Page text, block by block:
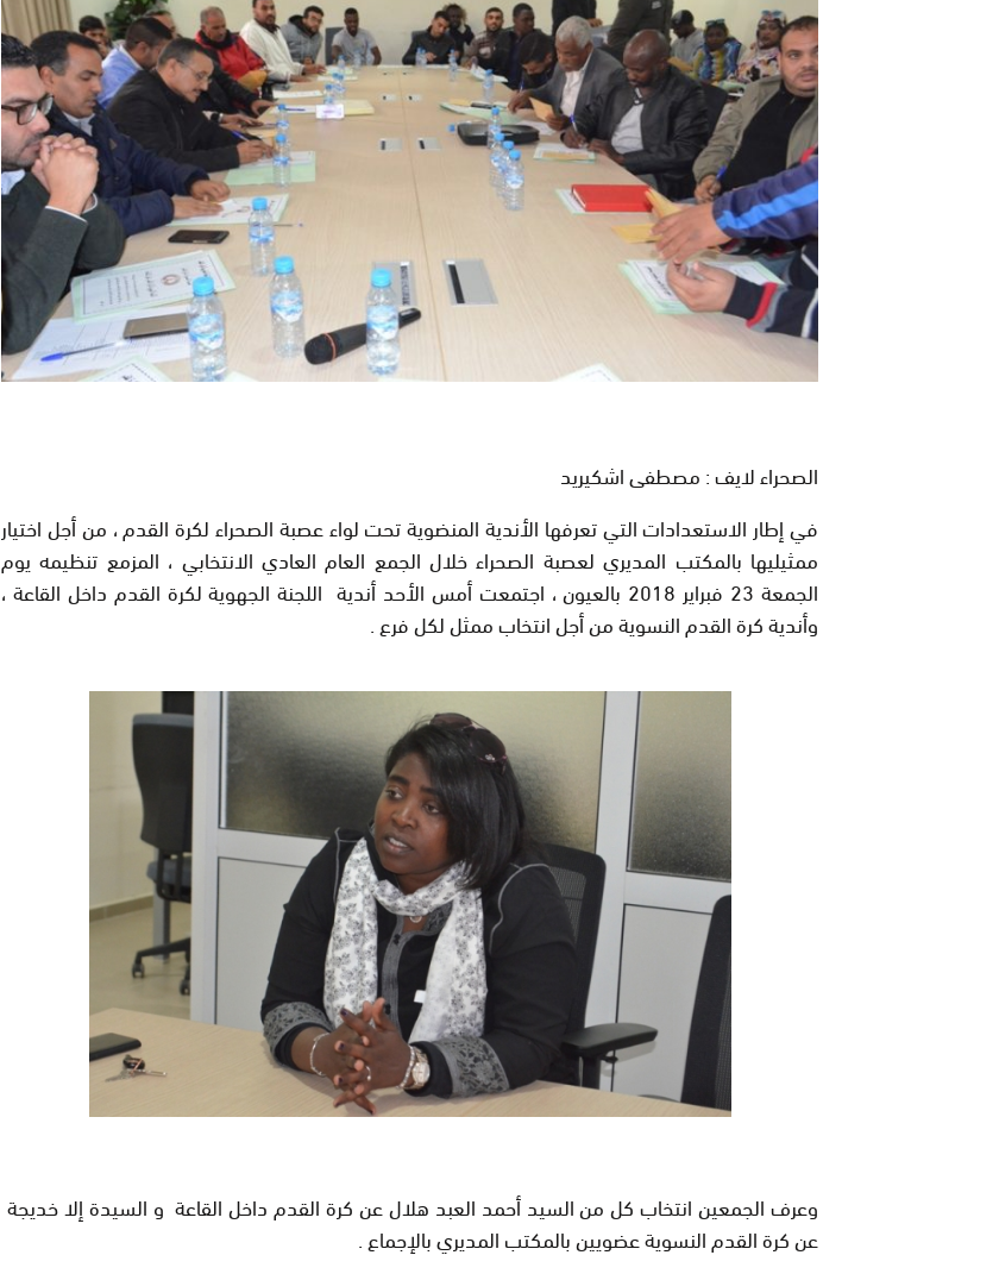
الصحراء لايف : مصطفى اشكيريد
في إطار الاستعدادات التي تعرفها الأندية المنضوية تحت لواء عصبة الصحراء لكرة القدم ، من أجل اختيار
ممثيليها بالمكتب المديري لعصبة الصحراء خلال الجمع العام العادي الانتخابي ، المزمع تنظيمه يوم
الجمعة 23 فبراير 2018 بالعيون ، اجتمعت أمس الأحد أندية اللجنة الجهوية لكرة القدم داخل القاعة ،
وأندية كرة القدم النسوية من أجل انتخاب ممثل لكل فرع .
وعرف الجمعين انتخاب كل من السيد أحمد العبد هلال عن كرة القدم داخل القاعة و السيدة إلا خديجة
عن كرة القدم النسوية عضويين بالمكتب المديري بالإجماع .